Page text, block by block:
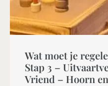
Wat moet je
Stap 3 –
Vriend – Hoorn